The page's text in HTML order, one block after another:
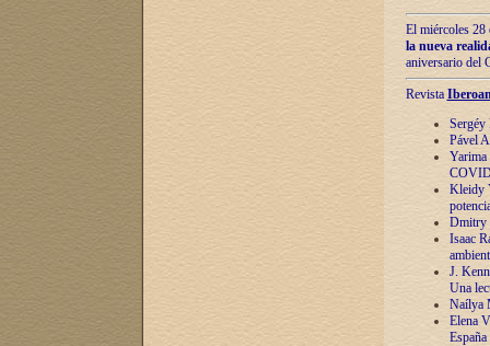
El miércoles 28
la nueva
aniversario del
Revista
Sergéy
Pável
Yarima
Kleidy
Dmitry
Isaac
J.
Una
Naílya
Elena
España